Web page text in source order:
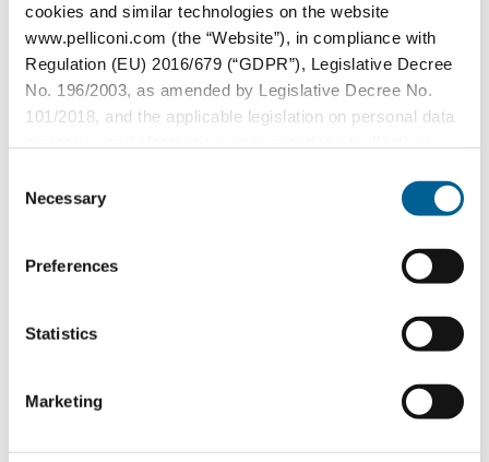
cookies and similar technologies on the website
www.pelliconi.com (the “Website”), in compliance with
Regulation (EU) 2016/679 (“GDPR”), Legislative Decree
No. 196/2003, as amended by Legislative Decree No.
101/2018, and the applicable legislation on personal data
registered office at Via Emilia 314, 40064 Ozzano
and Tax Code 04328321205.
Selection
Necessary
Preferences
Statistics
Marketing
S.p.A., una delle aziende leader a...
LEGGI L’ARTICOLO